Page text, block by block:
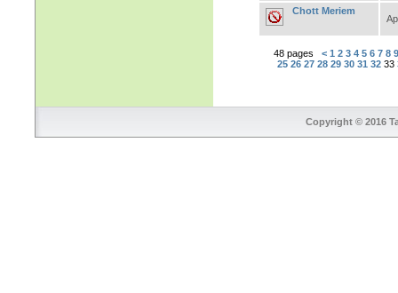
Chott Meriem
48 pages < 1 2 3 4 5 6 7 8
25 26 27 28 29 30 31 32 33
Copyright © 2016